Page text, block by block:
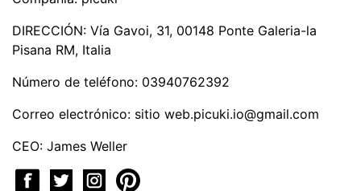
DIRECCIÓN: Vía Gavoi, 31, 00148 Ponte Galeria-la
Pisana RM, Italia
Número de teléfono: 03940762392
Correo electrónico: sitio web.picuki.io@gmail.com
CEO: James Weller